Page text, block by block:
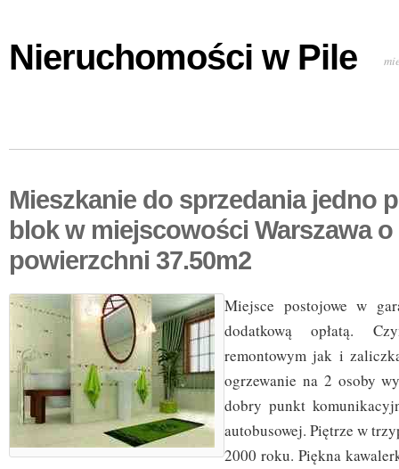
Nieruchomości w Pile
Mieszkanie do sprzedania jedno
blok w miejscowości Warszawa o
powierzchni 37.50m2
Miejsce postojowe w
dodatkową opłatą.
remontowym jak i
ogrzewanie na 2 osoby
dobry punkt
autobusowej. Piętrze w
2000 roku. Piękna